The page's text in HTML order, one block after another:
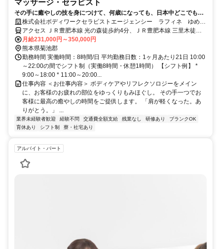
マッサージ・セラピスト
その手に癒やしの技を身につけて、何歳になっても、日本中どこでも働
けるセラピストの第一歩を踏み出しませんか。
株式会社ボディワークセラピストエージェンシー ラフィネ ゆめタ
ウン光の森店
アクセス ＪＲ豊肥本線 光の森徒歩約4分、ＪＲ豊肥本線 三里木徒歩
約15分、ＪＲ豊肥本線 武蔵塚徒歩約26分 最寄駅：光の森駅
月給231,000円～350,000円
熊本県菊池郡
勤務時間 実働時間：8時間/日 平均勤務日数：1ヶ月あたり21日 10:00
～22:00の間でシフト制（実働8時間・休憩1時間） 【シフト例】 *
9:00～18:00 * 11:00～20:00...
仕事内容 ＜お仕事内容＞ ボディケアやリフレクソロジーをメイン
に、お客様のお疲れの部位をゆっくりもみほぐし。 その手一つでお
客様に最高の癒やしの時間をご提供します。 「肩が軽くなった。あ
りがとう。」 ...
業界未経験者歓迎 経験不問 交通費全額支給 残業なし 研修あり
ブランクOK
育休あり
シフト制 寮・社宅あり
アルバイト・パート